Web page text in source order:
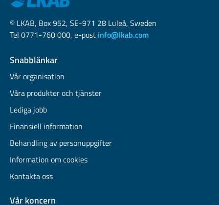
© LKAB, Box 952, SE-971 28 Luleå, Sweden
Tel 0771-760 000, e-post info@lkab.com
Snabblänkar
Vår organisation
Våra produkter och tjänster
Lediga jobb
Finansiell information
Behandling av personuppgifter
Information om cookies
Kontakta oss
Vår koncern